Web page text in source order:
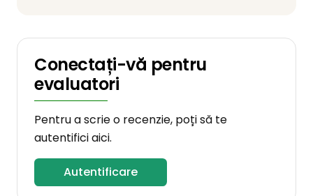
Conectați-vă pentru
evaluatori
Pentru a scrie o recenzie, poți să te
autentifici aici.
Autentificare